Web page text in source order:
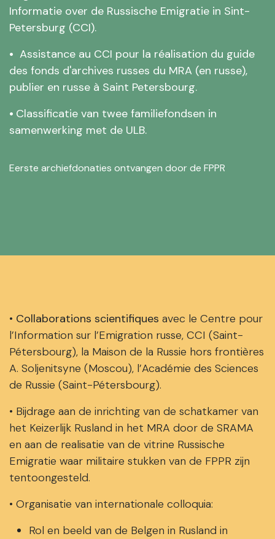
Informatie over de Russische Emigratie in Sint-
Petersburg (CCI).
• Assistance au CCI pour la réalisation du guide
des fonds d'archives russes du MRA (en russe),
publier en russe à Saint Petersbourg.
• Classificatie van twee familiefondsen in
samenwerking met de ULB.
Eerste archiefdonaties ontvangen door de FPPR
• Collaborations scientifiques avec le Centre pour
l’Information sur l’Emigration russe, CCI (Saint-
Pétersbourg), la Maison de la Russie hors frontières
A. Soljenitsyne (Moscou), l’Académie des Sciences
de Russie (Saint-Pétersbourg).
• Bijdrage aan de inrichting van de schatkamer van
het Keizerlijk Rusland in het MRA door de SRAMA
en aan de realisatie van de vitrine Russische
Emigratie waar militaire stukken van de FPPR zijn
tentoongesteld.
• Organisatie van internationale colloquia:
Rol en beeld van de Belgen in Rusland in